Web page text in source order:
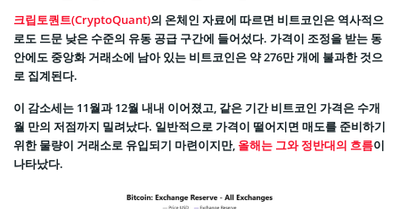
크립토퀀트(CryptoQuant)의 온체인 자료에 따르면 비트코인은 역사적으
로도 드문 낮은 수준의 유동 공급 구간에 들어섰다. 가격이 조정을 받는 동
안에도 중앙화 거래소에 남아 있는 비트코인은 약 276만 개에 불과한 것으
로 집계된다.
이 감소세는 11월과 12월 내내 이어졌고, 같은 기간 비트코인 가격은 수개
월 만의 저점까지 밀려났다. 일반적으로 가격이 떨어지면 매도를 준비하기
위한 물량이 거래소로 유입되기 마련이지만, 올해는 그와 정반대의 흐름이
나타났다.